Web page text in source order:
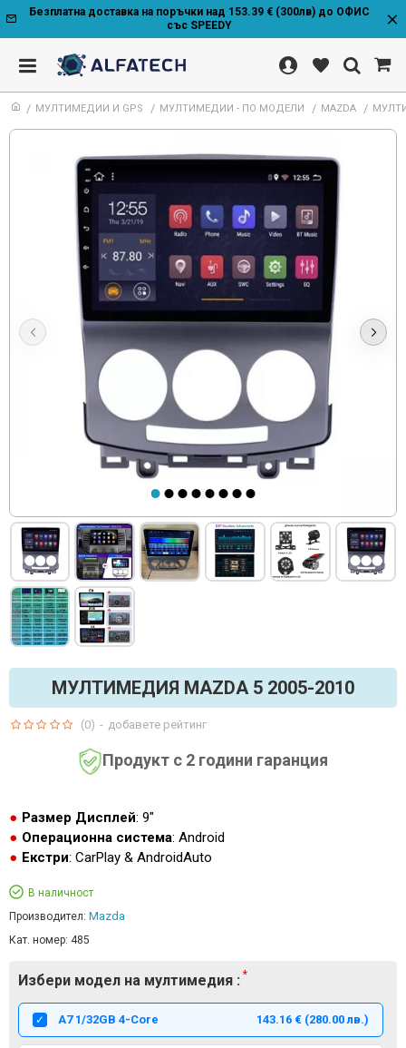
Безплатна доставка на поръчки над 153.39 € (300лв) до ОФИС
със SPEEDY
МУЛТИМЕДИИ И GPS МУЛТИМЕДИИ - ПО МОДЕЛИ MAZDA
МУЛТИМЕДИЯ MAZDA 5 2005-2010
Продукт с 2 години гаранция
Размер Дисплей: 9"
Операционна система: Android
Екстри: CarPlay & AndroidAuto
В наличност
Производител: Mazda
Кат. номер: 485
(0) - добавете рейтинг
Избери модел на мултимедия :
А7 1/32GB 4-Core 143.16 € (280.00 лв.)